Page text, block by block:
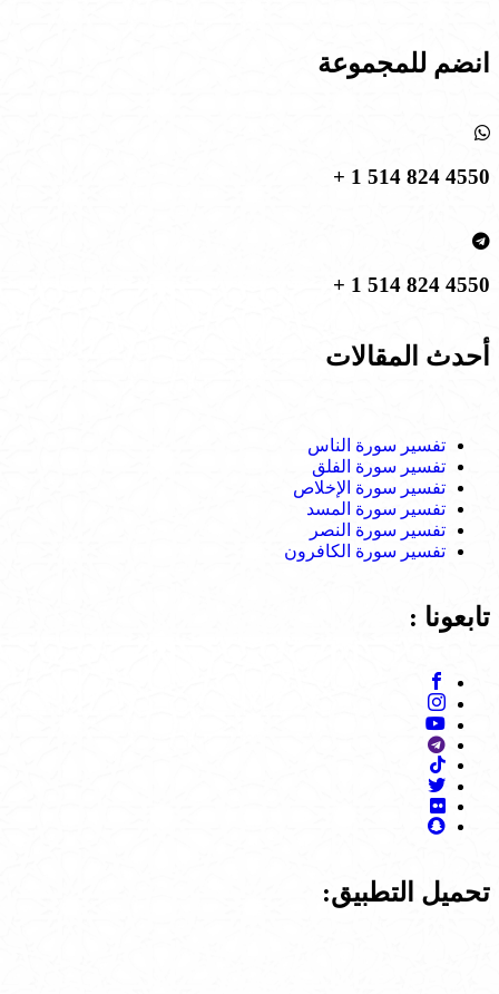
انضم للمجموعة
4550 824 514 1 +
4550 824 514 1 +
أحدث المقالات
تفسير سورة الناس
تفسير سورة الفلق
تفسير سورة الإخلاص
تفسير سورة المسد
تفسير سورة النصر
تفسير سورة الكافرون
تابعونا :
تحميل التطبيق: